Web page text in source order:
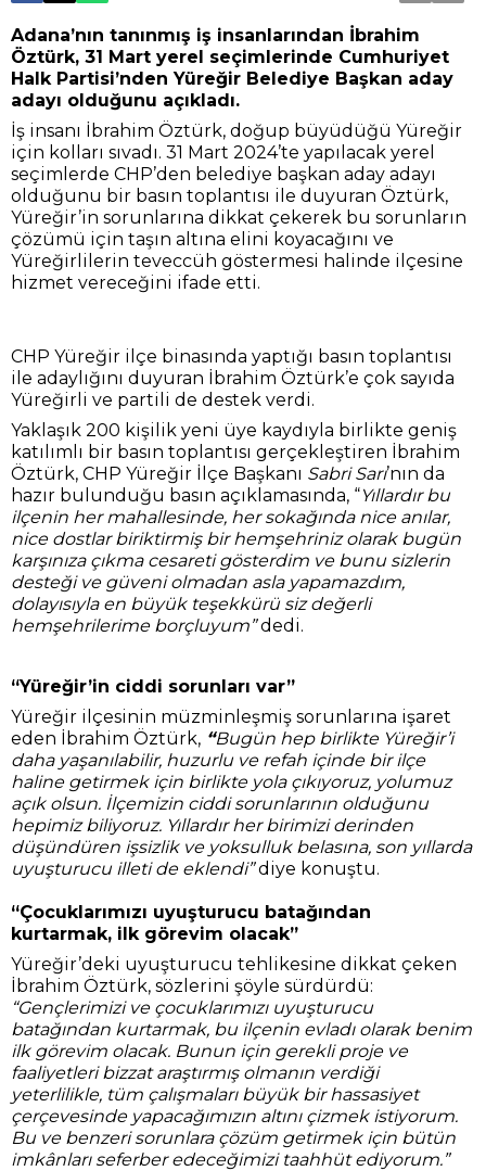
Adana’nın tanınmış iş insanlarından İbrahim
Öztürk, 31 Mart yerel seçimlerinde Cumhuriyet
Halk Partisi’nden Yüreğir Belediye Başkan aday
adayı olduğunu açıkladı.
İş insanı İbrahim Öztürk, doğup büyüdüğü Yüreğir
için kolları sıvadı. 31 Mart 2024’te yapılacak yerel
seçimlerde CHP’den belediye başkan aday adayı
olduğunu bir basın toplantısı ile duyuran Öztürk,
Yüreğir’in sorunlarına dikkat çekerek bu sorunların
çözümü için taşın altına elini koyacağını ve
Yüreğirlilerin teveccüh göstermesi halinde ilçesine
hizmet vereceğini ifade etti.
CHP Yüreğir ilçe binasında yaptığı basın toplantısı
ile adaylığını duyuran İbrahim Öztürk’e çok sayıda
Yüreğirli ve partili de destek verdi.
Yaklaşık 200 kişilik yeni üye kaydıyla birlikte geniş
katılımlı bir basın toplantısı gerçekleştiren İbrahim
Öztürk, CHP Yüreğir İlçe Başkanı Sabri Sarı’nın da
hazır bulunduğu basın açıklamasında, “Yıllardır bu
ilçenin her mahallesinde, her sokağında nice anılar,
nice dostlar biriktirmiş bir hemşehriniz olarak bugün
karşınıza çıkma cesareti gösterdim ve bunu sizlerin
desteği ve güveni olmadan asla yapamazdım,
dolayısıyla en büyük teşekkürü siz değerli
hemşehrilerime borçluyum”dedi.
“Yüreğir’in ciddi sorunları var”
Yüreğir ilçesinin müzminleşmiş sorunlarına işaret
eden İbrahim Öztürk, “Bugün hep birlikte Yüreğir’i
daha yaşanılabilir, huzurlu ve refah içinde bir ilçe
haline getirmek için birlikte yola çıkıyoruz, yolumuz
açık olsun. İlçemizin ciddi sorunlarının olduğunu
hepimiz biliyoruz. Yıllardır her birimizi derinden
düşündüren işsizlik ve yoksulluk belasına, son yıllarda
uyuşturucu illeti de eklendi”diye konuştu.
“Çocuklarımızı uyuşturucu batağından
kurtarmak, ilk görevim olacak”
Yüreğir’deki uyuşturucu tehlikesine dikkat çeken
İbrahim Öztürk, sözlerini şöyle sürdürdü:
“Gençlerimizi ve çocuklarımızı uyuşturucu
batağından kurtarmak, bu ilçenin evladı olarak benim
ilk görevim olacak. Bunun için gerekli proje ve
faaliyetleri bizzat araştırmış olmanın verdiği
yeterlilikle, tüm çalışmaları büyük bir hassasiyet
çerçevesinde yapacağımızın altını çizmek istiyorum.
Bu ve benzeri sorunlara çözüm getirmek için bütün
imkânları seferber edeceğimizi taahhüt ediyorum.”